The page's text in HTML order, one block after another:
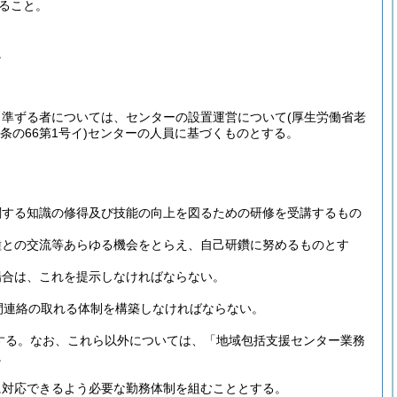
こと。
ずる者については、センターの設置運営について(厚生労働省老
の66第1号イ)センターの人員に基づくものとする。
る知識の修得及び技能の向上を図るための研修を受講するもの
の交流等あらゆる機会をとらえ、自己研鑽に努めるものとす
は、これを提示しなければならない。
絡の取れる体制を構築しなければならない。
。 なお、これら以外については、「地域包括支援センター業務
応できるよう必要な勤務体制を組むこととする。